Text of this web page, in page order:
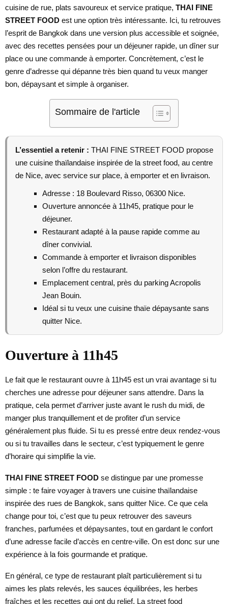
cuisine de rue, plats savoureux et service pratique, THAI FINE
STREET FOOD est une option très intéressante. Ici, tu retrouves
l’esprit de Bangkok dans une version plus accessible et soignée,
avec des recettes pensées pour un déjeuner rapide, un dîner sur
place ou une commande à emporter. Concrètement, c’est le
genre d’adresse qui dépanne très bien quand tu veux manger
bon, dépaysant et simple à organiser.
Sommaire de l'article
L’essentiel a retenir : THAI FINE STREET FOOD propose
une cuisine thaïlandaise inspirée de la street food, au centre
de Nice, avec service sur place, à emporter et en livraison.
Adresse : 18 Boulevard Risso, 06300 Nice.
Ouverture annoncée à 11h45, pratique pour le
déjeuner.
Restaurant adapté à la pause rapide comme au
dîner convivial.
Commande à emporter et livraison disponibles
selon l’offre du restaurant.
Emplacement central, près du parking Acropolis
Jean Bouin.
Idéal si tu veux une cuisine thaïe dépaysante sans
quitter Nice.
Ouverture à 11h45
Le fait que le restaurant ouvre à 11h45 est un vrai avantage si tu
cherches une adresse pour déjeuner sans attendre. Dans la
pratique, cela permet d’arriver juste avant le rush du midi, de
manger plus tranquillement et de profiter d’un service
généralement plus fluide. Si tu es pressé entre deux rendez-vous
ou si tu travailles dans le secteur, c’est typiquement le genre
d’horaire qui simplifie la vie.
THAI FINE STREET FOOD se distingue par une promesse
simple : te faire voyager à travers une cuisine thaïlandaise
inspirée des rues de Bangkok, sans quitter Nice. Ce que cela
change pour toi, c’est que tu peux retrouver des saveurs
franches, parfumées et dépaysantes, tout en gardant le confort
d’une adresse facile d’accès en centre-ville. On est donc sur une
expérience à la fois gourmande et pratique.
En général, ce type de restaurant plaît particulièrement si tu
aimes les plats relevés, les sauces équilibrées, les herbes
fraîches et les recettes qui ont du relief. La street food